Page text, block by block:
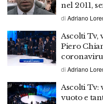
nel 2011,
di Adriano
Ascolti Tv,
Piero
di Adriano
Ascolti Tv:
vuoto e